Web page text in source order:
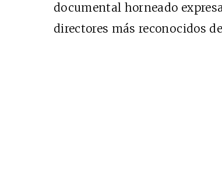
documental horneado
directores más reconocidos